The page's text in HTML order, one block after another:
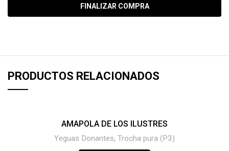
FINALIZAR COMPRA
PRODUCTOS RELACIONADOS
AMAPOLA DE LOS ILUSTRES
Yeguas Donantes, Trocha pura (P3)